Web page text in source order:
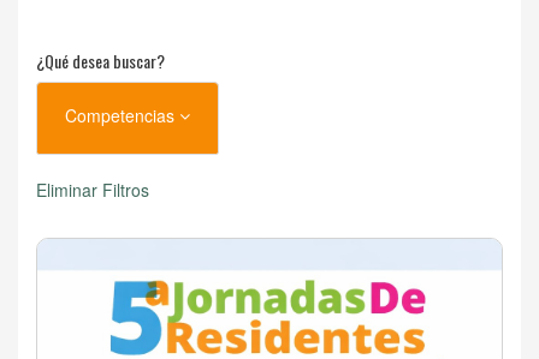
¿Qué desea buscar?
Competencias
Eliminar Filtros